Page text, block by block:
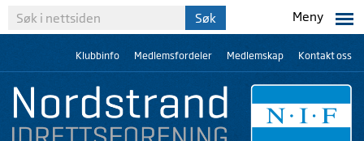
Meny
Klubbinfo Medlemsfordeler Medlemskap Kontakt oss